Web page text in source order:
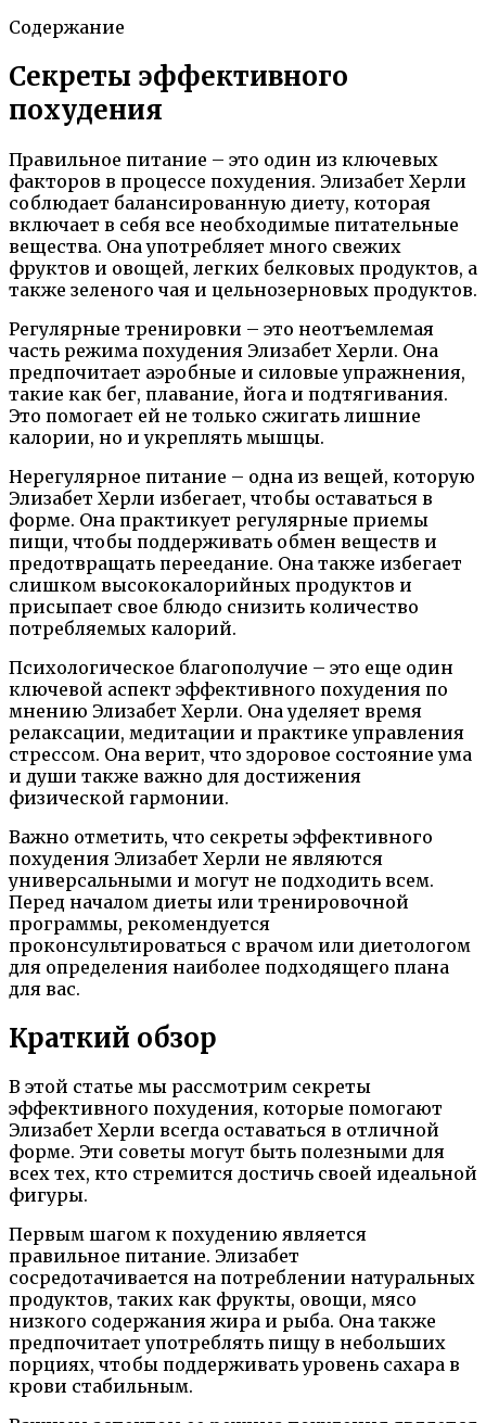
Содержание
Секреты эффективного
похудения
Правильное питание – это один из ключевых
факторов в процессе похудения. Элизабет Херли
соблюдает балансированную диету, которая
включает в себя все необходимые питательные
вещества. Она употребляет много свежих
фруктов и овощей, легких белковых продуктов, а
также зеленого чая и цельнозерновых продуктов.
Регулярные тренировки – это неотъемлемая
часть режима похудения Элизабет Херли. Она
предпочитает аэробные и силовые упражнения,
такие как бег, плавание, йога и подтягивания.
Это помогает ей не только сжигать лишние
калории, но и укреплять мышцы.
Нерегулярное питание – одна из вещей, которую
Элизабет Херли избегает, чтобы оставаться в
форме. Она практикует регулярные приемы
пищи, чтобы поддерживать обмен веществ и
предотвращать переедание. Она также избегает
слишком высококалорийных продуктов и
присыпает свое блюдо снизить количество
потребляемых калорий.
Психологическое благополучие – это еще один
ключевой аспект эффективного похудения по
мнению Элизабет Херли. Она уделяет время
релаксации, медитации и практике управления
стрессом. Она верит, что здоровое состояние ума
и души также важно для достижения
физической гармонии.
Важно отметить, что секреты эффективного
похудения Элизабет Херли не являются
универсальными и могут не подходить всем.
Перед началом диеты или тренировочной
программы, рекомендуется
проконсультироваться с врачом или диетологом
для определения наиболее подходящего плана
для вас.
Краткий обзор
В этой статье мы рассмотрим секреты
эффективного похудения, которые помогают
Элизабет Херли всегда оставаться в отличной
форме. Эти советы могут быть полезными для
всех тех, кто стремится достичь своей идеальной
фигуры.
Первым шагом к похудению является
правильное питание. Элизабет
сосредотачивается на потреблении натуральных
продуктов, таких как фрукты, овощи, мясо
низкого содержания жира и рыба. Она также
предпочитает употреблять пищу в небольших
порциях, чтобы поддерживать уровень сахара в
крови стабильным.